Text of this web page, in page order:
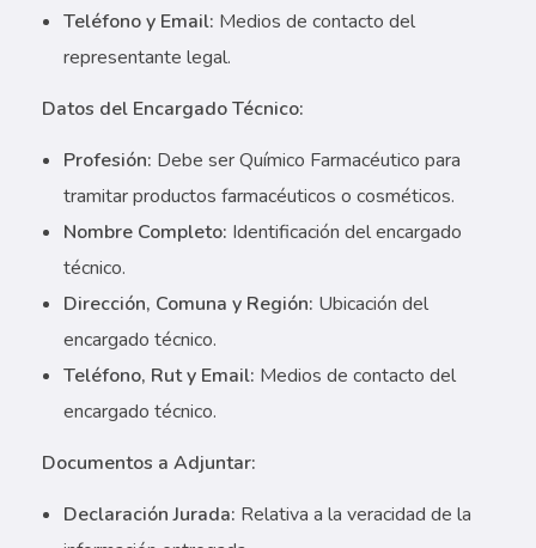
Teléfono y Email: Medios de contacto del
representante legal.
Datos del Encargado Técnico:
Profesión: Debe ser Químico Farmacéutico para
tramitar productos farmacéuticos o cosméticos.
Nombre Completo: Identificación del encargado
técnico.
Dirección, Comuna y Región: Ubicación del
encargado técnico.
Teléfono, Rut y Email: Medios de contacto del
encargado técnico.
Documentos a Adjuntar:
Declaración Jurada: Relativa a la veracidad de la